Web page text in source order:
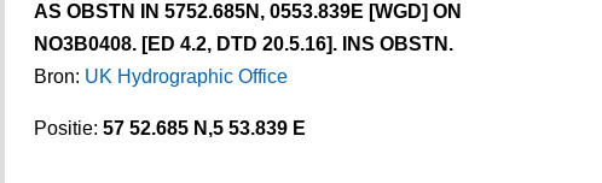
AS OBSTN IN 5752.685N, 0553.839E [WGD] ON
NO3B0408. [ED 4.2, DTD 20.5.16]. INS OBSTN.
Bron: UK Hydrographic Office
Positie: 57 52.685 N,5 53.839 E